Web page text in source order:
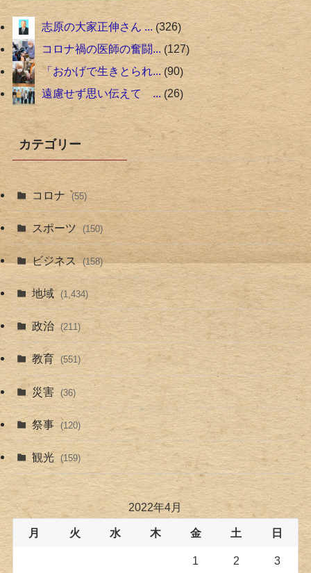
志原の大家正伸さん ... 326
コロナ禍の医師の奮闘... 127
「おかげで生きとられ... 90
遠慮せず思い伝えて ... 26
カテゴリー
コロナ (55)
スポーツ (150)
ビジネス (158)
地域 (1,434)
政治 (211)
教育 (551)
災害 (36)
祭事 (120)
観光 (159)
2022年4月
月 火 水 木 金 土 日
1 2 3